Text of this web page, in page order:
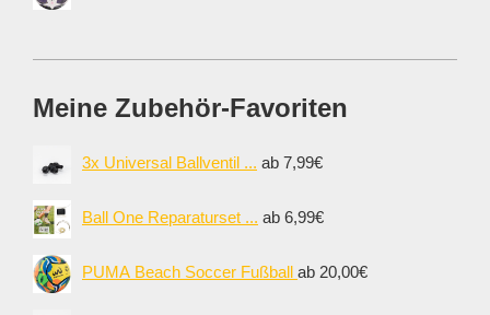
Meine Zubehör-Favoriten
3x Universal Ballventil ... ab 7,99€
Ball One Reparaturset ... ab 6,99€
PUMA Beach Soccer Fußball ab 20,00€